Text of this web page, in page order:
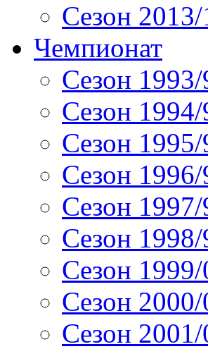
Сезон 2013/
Чемпионат
Сезон 1993/
Сезон 1994/
Сезон 1995/
Сезон 1996/
Сезон 1997/
Сезон 1998/
Сезон 1999/
Сезон 2000/
Сезон 2001/